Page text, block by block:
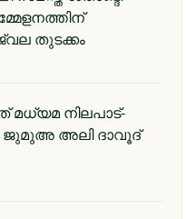
തുടക്കം
നിലപാട്-
അലി ദാവൂദ്